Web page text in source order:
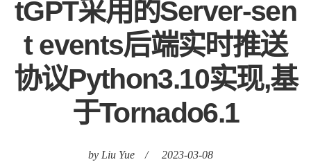
tGPT采用的Server-sen
t events后端实时推送
协议Python3.10实现,基
于Tornado6.1
by Liu Yue / 2023-03-08